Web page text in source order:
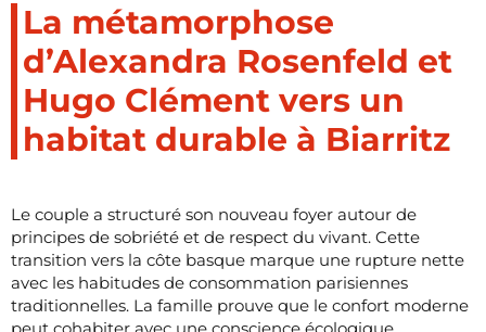
La métamorphose
d’Alexandra Rosenfeld et
Hugo Clément vers un
habitat durable à Biarritz
Le couple a structuré son nouveau foyer autour de
principes de sobriété et de respect du vivant. Cette
transition vers la côte basque marque une rupture nette
avec les habitudes de consommation parisiennes
traditionnelles. La famille prouve que le confort moderne